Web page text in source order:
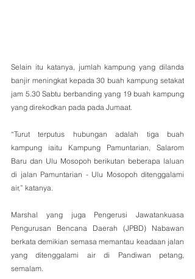
Selain itu katanya, jumlah kampung yang dilanda
banjir meningkat kepada 30 buah kampung setakat
jam 5.30 Sabtu berbanding yang 19 buah kampung
yang direkodkan pada pada Jumaat.
“Turut terputus hubungan adalah tiga buah
kampung iaitu Kampung Pamuntarian, Salarom
Baru dan Ulu Mosopoh berikutan beberapa laluan
di jalan Pamuntarian - Ulu Mosopoh ditenggalami
air,” katanya.
Marshal yang juga Pengerusi Jawatankuasa
Pengurusan Bencana Daerah (JPBD) Nabawan
berkata demikian semasa memantau keadaan jalan
yang ditenggalami air di Pandiwan petang,
semalam.